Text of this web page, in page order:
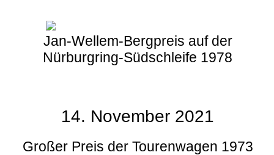
Jan-Wellem-Bergpreis auf der
Nürburgring-Südschleife 1978
14. November 2021
Großer Preis der Tourenwagen 1973